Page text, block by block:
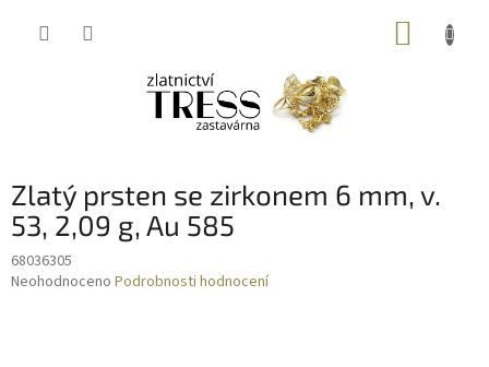
Zlatý prsten se zirkonem 6 mm, v.
53, 2,09 g, Au 585
68036305
Průměrné
Neohodnoceno Podrobnosti hodnocení